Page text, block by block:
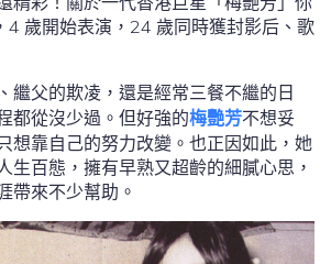
繼父的欺凌，還是經常三餐不繼的日
都從沒少過。但好強的梅艷芳不想妥
想靠自己的努力改變。也正因如此，她
生百態，擁有早熟又超齡的細膩心思，
帶來不少幫助。